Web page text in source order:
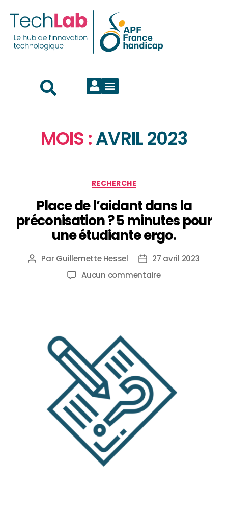
MOIS :AVRIL 2023
RECHERCHE
Place de l’aidant dans la
préconisation ? 5 minutes pour
une étudiante ergo.
Par Guillemette Hessel
27 avril 2023
Aucun commentaire